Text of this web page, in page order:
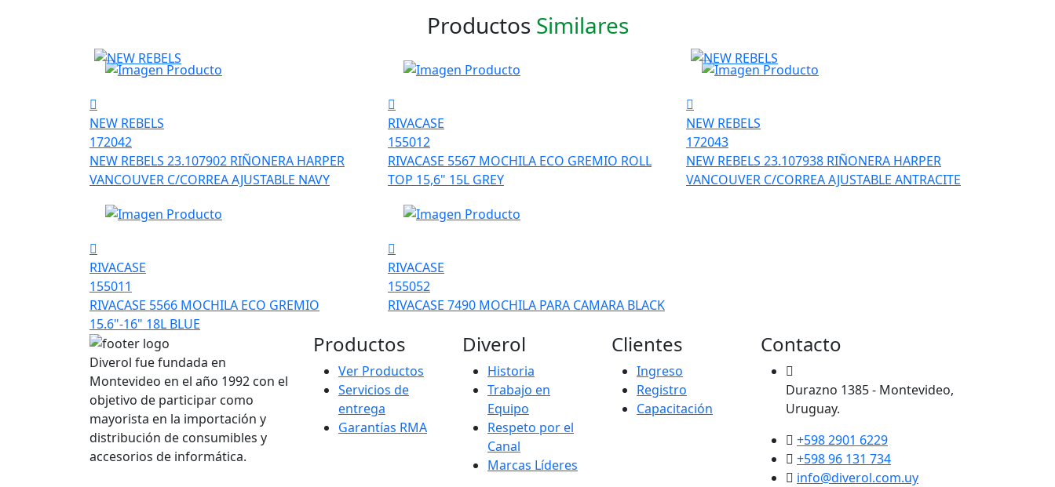
Productos Similares
NEW REBELS
172042
NEW REBELS 23.107902 RIÑONERA HARPER
VANCOUVER C/CORREA AJUSTABLE NAVY
RIVACASE
155012
RIVACASE 5567 MOCHILA ECO GREMIO ROLL
TOP 15,6" 15L GREY
NEW REBELS
172043
NEW REBELS 23.107938 RIÑONERA HARPER
VANCOUVER C/CORREA AJUSTABLE ANTRACITE
RIVACASE
155011
RIVACASE 5566 MOCHILA ECO GREMIO
15.6"-16" 18L BLUE
RIVACASE
155052
RIVACASE 7490 MOCHILA PARA CAMARA BLACK
Diverol fue fundada en
Montevideo en el año 1992 con el
objetivo de participar como
mayorista en la importación y
distribución de consumibles y
accesorios de informática.
Productos
Ver Productos
Servicios de
entrega
Garantías RMA
Diverol
Historia
Trabajo en
Equipo
Respeto por el
Canal
Marcas Líderes
Clientes
Ingreso
Registro
Capacitación
Contacto
Durazno 1385 - Montevideo,
Uruguay.
+598 2901 6229
+598 96 131 734
info@diverol.com.uy